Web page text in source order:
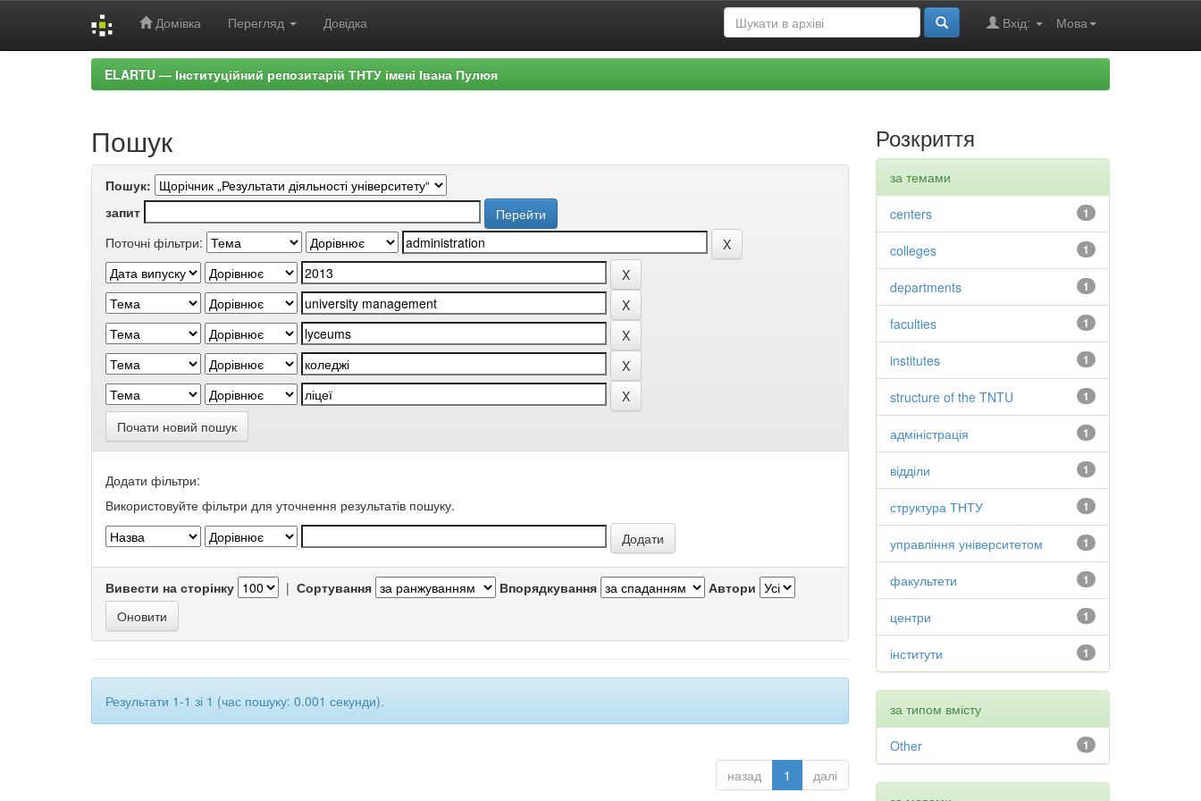
Домівка Перегляд Довідка Мова
Вхід:
ELARTU — Інституційний репозитарій ТНТУ імені Івана Пулюя
Пошук
Пошук:
запит
Поточні фільтри:
Почати новий пошук
Додати фільтри:
Використовуйте фільтри для уточнення результатів пошуку.
Вивести на сторінку | Сортування Впорядкування Автори
Результати 1-1 зі 1 (час пошуку: 0.001 секунди).
назад 1 далі
Розкриття
за темами
1
centers
1
colleges
1
departments
1
faculties
1
institutes
1
structure of the TNTU
1
адміністрація
1
відділи
1
структура ТНТУ
1
управління університетом
1
факультети
1
центри
1
інститути
за типом вмісту
1
Other